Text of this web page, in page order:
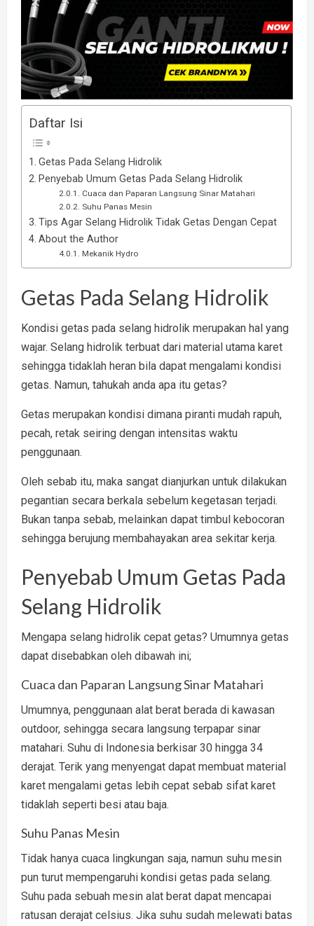
Daftar Isi
Getas Pada Selang Hidrolik
Penyebab Umum Getas Pada Selang Hidrolik
Cuaca dan Paparan Langsung Sinar Matahari
Suhu Panas Mesin
Tips Agar Selang Hidrolik Tidak Getas Dengan Cepat
About the Author
Mekanik Hydro
Getas Pada Selang Hidrolik
Kondisi getas pada selang hidrolik merupakan hal yang
wajar. Selang hidrolik terbuat dari material utama karet
sehingga tidaklah heran bila dapat mengalami kondisi
getas. Namun, tahukah anda apa itu getas?
Getas merupakan kondisi dimana piranti mudah rapuh,
pecah, retak seiring dengan intensitas waktu
penggunaan.
Oleh sebab itu, maka sangat dianjurkan untuk dilakukan
pegantian secara berkala sebelum kegetasan terjadi.
Bukan tanpa sebab, melainkan dapat timbul kebocoran
sehingga berujung membahayakan area sekitar kerja.
Penyebab Umum Getas Pada
Selang Hidrolik
Mengapa selang hidrolik cepat getas? Umumnya getas
dapat disebabkan oleh dibawah ini;
Cuaca dan Paparan Langsung Sinar Matahari
Umumnya, penggunaan alat berat berada di kawasan
outdoor, sehingga secara langsung terpapar sinar
matahari. Suhu di Indonesia berkisar 30 hingga 34
derajat. Terik yang menyengat dapat membuat material
karet mengalami getas lebih cepat sebab sifat karet
tidaklah seperti besi atau baja.
Suhu Panas Mesin
Tidak hanya cuaca lingkungan saja, namun suhu mesin
pun turut mempengaruhi kondisi getas pada selang.
Suhu pada sebuah mesin alat berat dapat mencapai
ratusan derajat celsius. Jika suhu sudah melewati batas